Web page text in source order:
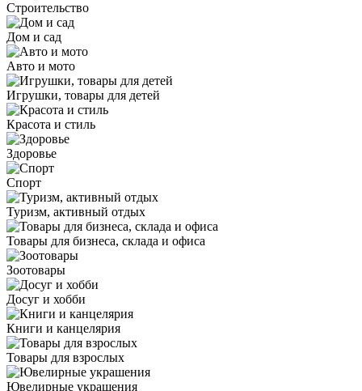
Строительство
Дом и сад
Авто и мото
Игрушки, товары для детей
Красота и стиль
Здоровье
Спорт
Туризм, активный отдых
Товары для бизнеса, склада и офиса
Зоотовары
Досуг и хобби
Книги и канцелярия
Товары для взрослых
Ювелирные украшения